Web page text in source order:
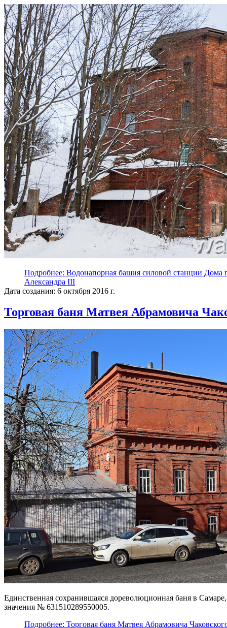
Подробнее: Водонапорная башня силовой станции Дома
Александра III
Дата создания: 6 октября 2016 г.
Торговая баня Матвея Абрамовича
Единственная сохранившаяся дореволюционная баня в
значения № 631510289550005.
Подробнее: Торговая баня Матвея Абрамовича